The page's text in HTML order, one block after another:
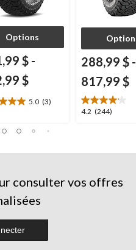
Options
$ -
$
5.0 (3)
288,99 $ -
817,99 $
4.2 (244)
4.2
consulter vos offres